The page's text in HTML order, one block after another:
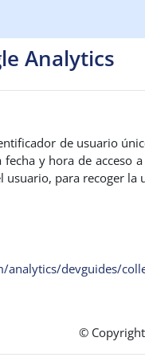
Analytics
de usuario
y hora de acceso
usuario, para recoger
devguides/
©